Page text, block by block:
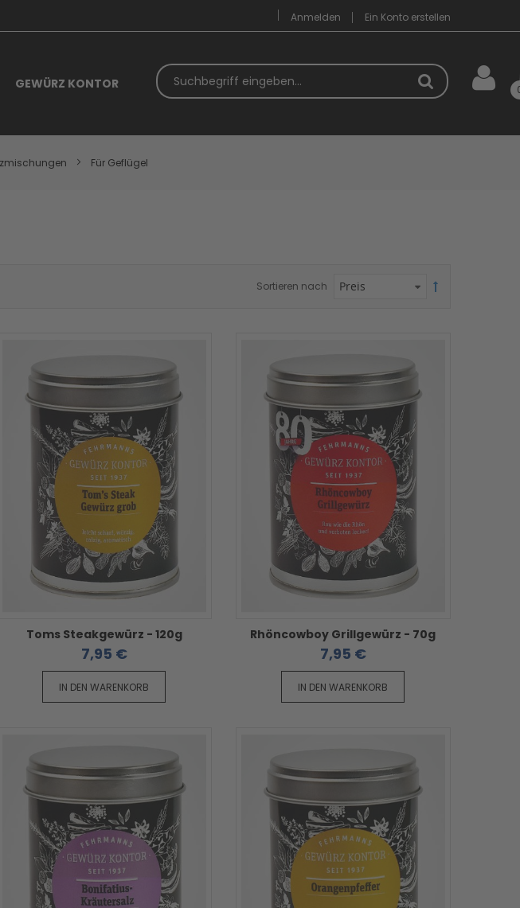
Anmelden
Ein Konto erstellen
GEWÜRZ KONTOR
Suchbegriff
Für Geflügel
Sortieren nach
Toms Steakgewürz - 120g
7,95 €
IN DEN WARENKORB
Rhöncowboy Grillgewürz - 70g
7,95 €
IN DEN WARENKORB